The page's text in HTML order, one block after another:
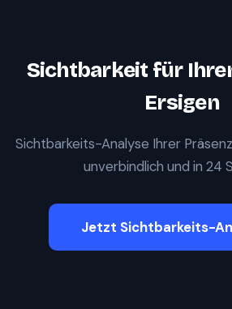
Sichtbarkeit für
Ersigen
Sichtbarkeits-Analyse Ihrer
unverbindlich und in 24
Jetzt Sichtbarkeits-